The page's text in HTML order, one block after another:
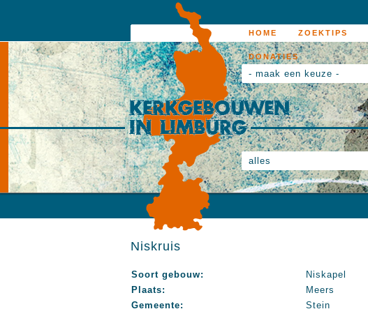
HOME ZOEKTIPS
DONATIES
- maak een keuze -
alles
Niskruis
Soort gebouw:
Niskapel
Plaats:
Meers
Gemeente:
Stein